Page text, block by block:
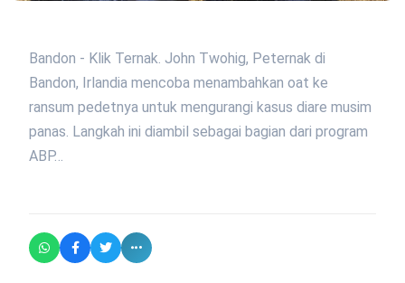
Bandon - Klik Ternak. John Twohig, Peternak di
Bandon, Irlandia mencoba menambahkan oat ke
ransum pedetnya untuk mengurangi kasus diare musim
panas. Langkah ini diambil sebagai bagian dari program
ABP…